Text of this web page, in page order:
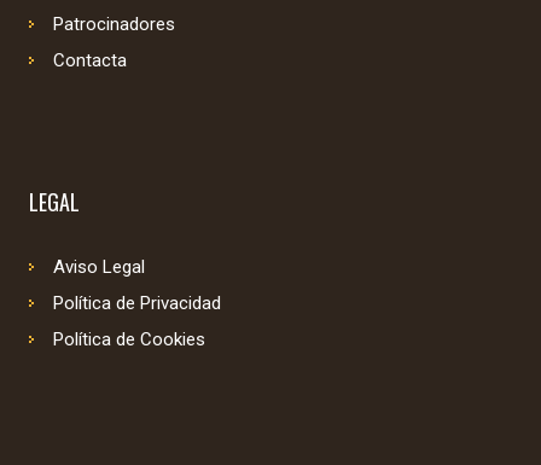
Patrocinadores
Contacta
LEGAL
Aviso Legal
Política de Privacidad
Política de Cookies